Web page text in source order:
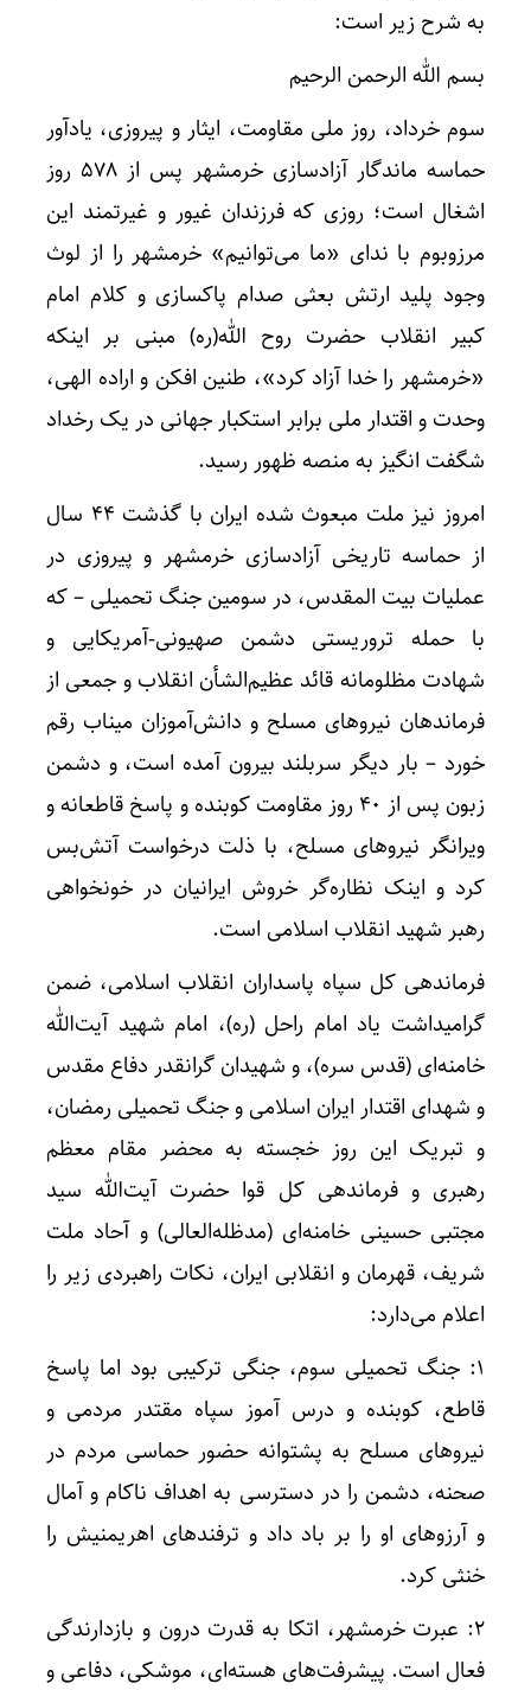
به شرح زیر است:
بسم الله الرحمن الرحیم
سوم خرداد، روز ملی مقاومت، ایثار و پیروزی، یادآور
حماسه ماندگار آزادسازی خرمشهر پس از 578 روز
اشغال است؛ روزی که فرزندان غیور و غیرتمند این
مرزوبوم با ندای «ما می‌توانیم» خرمشهر را از لوث
وجود پلید ارتش بعثی صدام پاکسازی و کلام امام
کبیر انقلاب حضرت روح الله(ره) مبنی بر اینکه
«خرمشهر را خدا آزاد کرد»، طنین افکن و اراده الهی،
وحدت و اقتدار ملی برابر استکبار جهانی در یک رخداد
شگفت انگیز به منصه ظهور رسید.
امروز نیز ملت مبعوث شده ایران با گذشت 44 سال
از حماسه تاریخی آزادسازی خرمشهر و پیروزی در
عملیات بیت المقدس، در سومین جنگ تحمیلی – که
با حمله تروریستی دشمن صهیونی‑آمریکایی و
شهادت مظلومانه قائد عظیم‌الشأن انقلاب و جمعی از
فرماندهان نیروهای مسلح و دانش‌آموزان میناب رقم
خورد – بار دیگر سربلند بیرون آمده است، و دشمن
زبون پس از 40 روز مقاومت کوبنده و پاسخ قاطعانه و
ویرانگر نیروهای مسلح، با ذلت درخواست آتش‌بس
کرد و اینک نظاره‌گر خروش ایرانیان در خونخواهی
رهبر شهید انقلاب اسلامی است.
فرماندهی کل سپاه پاسداران انقلاب اسلامی، ضمن
گرامیداشت یاد امام راحل (ره)، امام شهید آیت‌الله
خامنه‌ای (قدس سره)، و شهیدان گرانقدر دفاع مقدس
و شهدای اقتدار ایران اسلامی و جنگ تحمیلی رمضان،
و تبریک این روز خجسته به محضر مقام معظم
رهبری و فرماندهی کل قوا حضرت آیت‌الله سید
مجتبی حسینی خامنه‌ای (مدظله‌العالی) و آحاد ملت
شریف، قهرمان و انقلابی ایران، نکات راهبردی زیر را
اعلام می‌دارد:
1: جنگ تحمیلی سوم، جنگی ترکیبی بود اما پاسخ
قاطع، کوبنده و درس آموز سپاه مقتدر مردمی و
نیروهای مسلح به پشتوانه حضور حماسی مردم در
صحنه، دشمن را در دسترسی به اهداف ناکام و آمال
و آرزوهای او را بر باد داد و ترفندهای اهریمنیش را
خنثی کرد.
2: عبرت خرمشهر، اتکا به قدرت درون و بازدارندگی
فعال است. پیشرفت‌های هسته‌ای، موشکی، دفاعی و